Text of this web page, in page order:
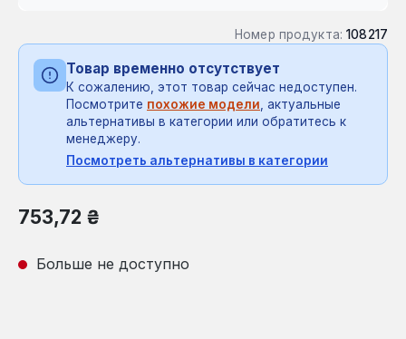
Номер продукта: 108217
Товар временно отсутствует
К сожалению, этот товар сейчас недоступен.
Посмотрите похожие модели, актуальные
альтернативы в категории или обратитесь к
менеджеру.
Посмотреть альтернативы в категории
Обычная цена:
753,72 ₴
Больше не доступно